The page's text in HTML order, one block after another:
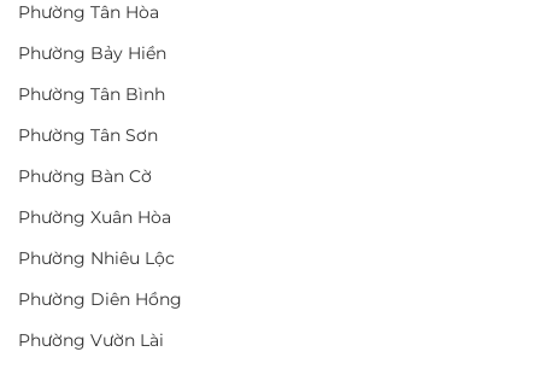
Phường Tân Hòa
Phường Bảy Hiền
Phường Tân Bình
Phường Tân Sơn
Phường Bàn Cờ
Phường Xuân Hòa
Phường Nhiêu Lộc
Phường Diên Hồng
Phường Vườn Lài